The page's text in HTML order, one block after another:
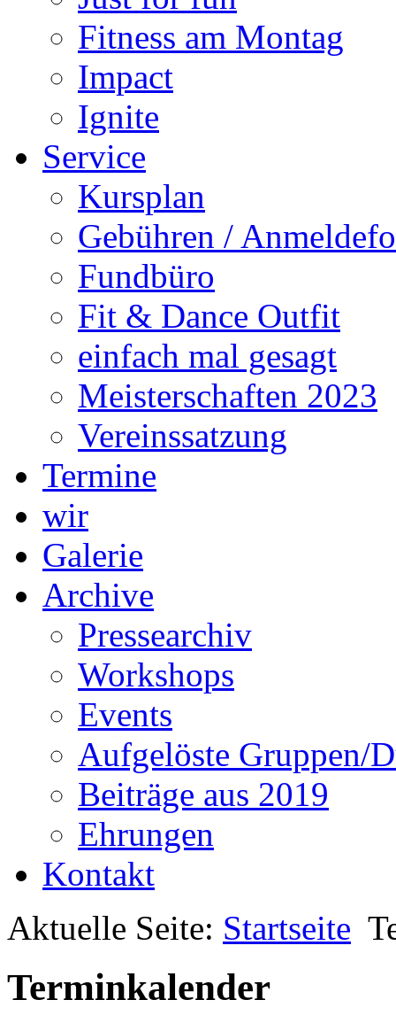
Fitness am Montag
Impact
Ignite
Service
Kursplan
Gebühren /
Fundbüro
Fit & Dance Outfit
einfach mal gesagt
Meisterschaften 2023
Vereinssatzung
Termine
wir
Galerie
Archive
Pressearchiv
Workshops
Events
Aufgelöste Gruppen/
Beiträge aus 2019
Ehrungen
Kontakt
Aktuelle Seite: Startseite
Terminkalender